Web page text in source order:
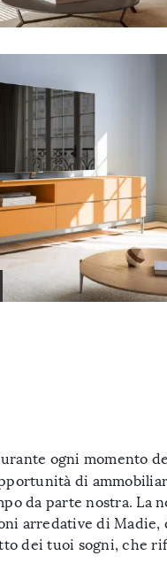
ogni momento
di
da parte nostra. La
arredative di
dei tuoi sogni, che